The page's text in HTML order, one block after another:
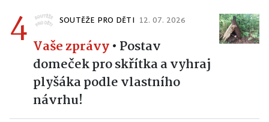
4 SOUTĚŽE PRO DĚTI 12. 07. 2026
Vaše zprávy• Postav
domeček pro skřítka a vyhraj
plyšáka podle vlastního
návrhu!